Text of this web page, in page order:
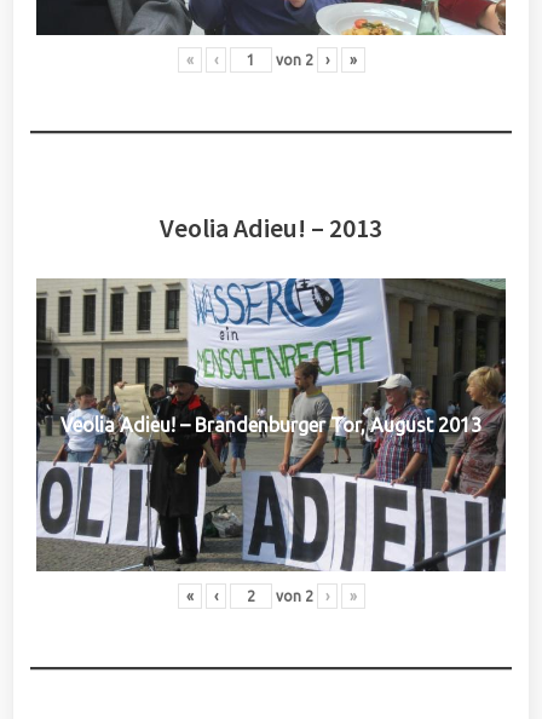
« ‹ von 2 › »
Veolia Adieu! – 2013
Veolia Adieu! – Brandenburger Tor, August 2013
« ‹ von 2 › »